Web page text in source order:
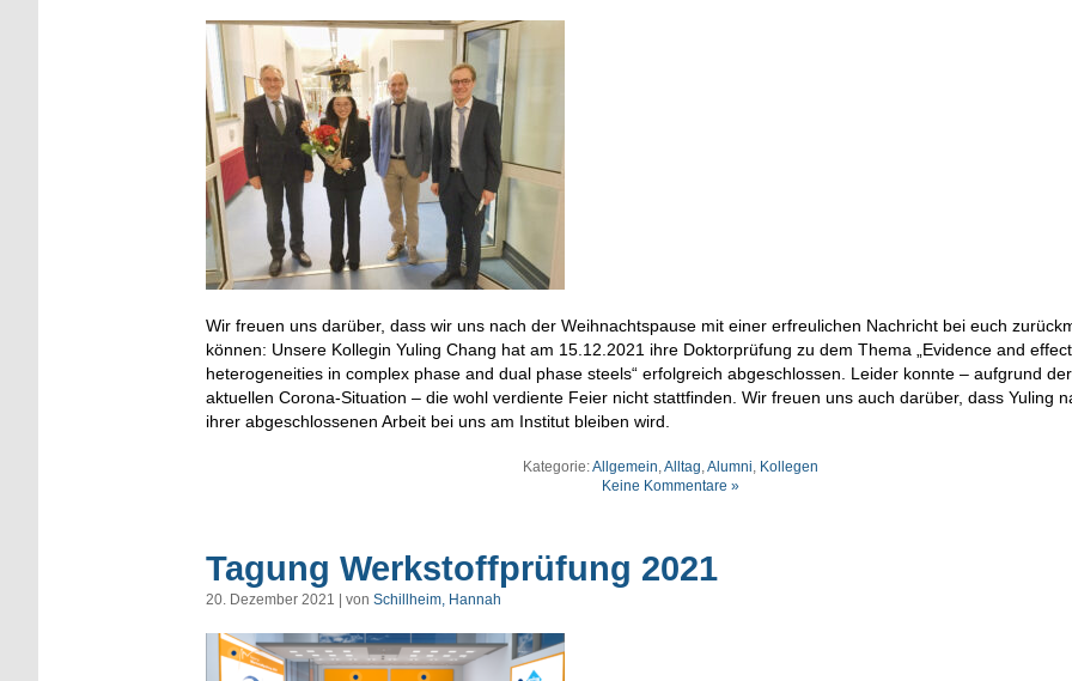
Wir freuen uns darüber, dass wir uns nach der Weihnachtspause mit einer erfreulichen Nachricht bei euch
können: Unsere Kollegin Yuling Chang hat am 15.12.2021 ihre Doktorprüfung zu dem Thema „Evidence and
heterogeneities in complex phase and dual phase steels“ erfolgreich abgeschlossen. Leider konnte – aufgrund der
aktuellen Corona-Situation – die wohl verdiente Feier nicht stattfinden. Wir freuen uns auch darüber, dass Yuling
ihrer abgeschlossenen Arbeit bei uns am Institut bleiben wird.
Kategorie:Allgemein,Alltag,Alumni, Kollegen
Keine Kommentare »
Tagung Werkstoffprüfung 2021
20. Dezember 2021 | von Schillheim, Hannah